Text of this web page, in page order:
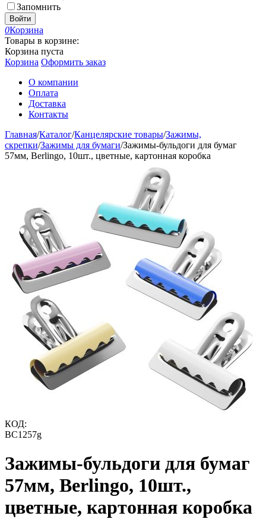
Запомнить
Войти
0Корзина
Товары в корзине:
Корзина пуста
Корзина Оформить заказ
О компании
Оплата
Доставка
Контакты
Главная/Каталог/Канцелярские товары/Зажимы,
скрепки/Зажимы для бумаги/Зажимы-бульдоги для бумаг
57мм, Berlingo, 10шт., цветные, картонная коробка
КОД:
BC1257g
Зажимы-бульдоги для бумаг
57мм, Berlingo, 10шт.,
цветные, картонная коробка